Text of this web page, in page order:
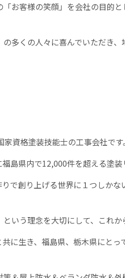
お客様の笑顔」を会社の目的
多くの人々に喜んでいただき
資格塗装技能士の工事会社です。
島県内で12,000件を超える塗装
で創り上げる世界に１つしか
いう理念を大切にして、これ
に生き、福島県、栃木県にと